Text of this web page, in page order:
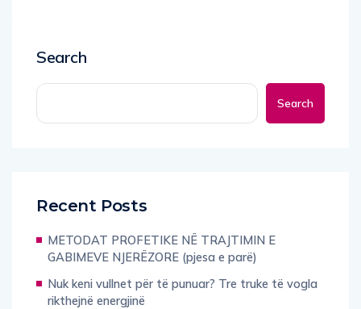
Search
Search
Recent Posts
METODAT PROFETIKE NË TRAJTIMIN E
GABIMEVE NJERËZORE (pjesa e parë)
Nuk keni vullnet për të punuar? Tre truke të vogla
rikthejnë energjinë